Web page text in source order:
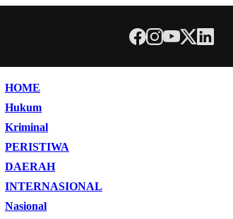
HOME
Hukum
Kriminal
PERISTIWA
DAERAH
INTERNASIONAL
Nasional